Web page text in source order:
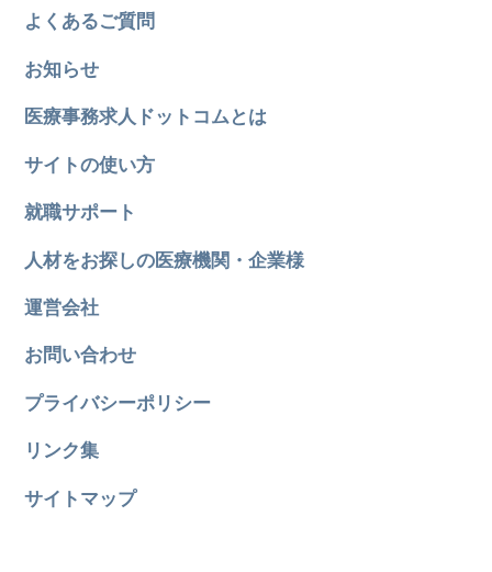
よくあるご質問
お知らせ
医療事務求人ドットコムとは
サイトの使い方
就職サポート
人材をお探しの医療機関・企業様
運営会社
お問い合わせ
プライバシーポリシー
リンク集
サイトマップ